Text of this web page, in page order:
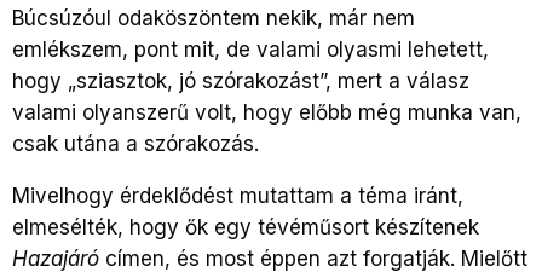
Búcsúzóul odaköszöntem nekik, már nem
emlékszem, pont mit, de valami olyasmi lehetett,
hogy „sziasztok, jó szórakozást”, mert a válasz
valami olyanszerű volt, hogy előbb még munka van,
csak utána a szórakozás.
Mivelhogy érdeklődést mutattam a téma iránt,
elmesélték, hogy ők egy tévéműsort készítenek
Hazajáró címen, és most éppen azt forgatják. Mielőtt